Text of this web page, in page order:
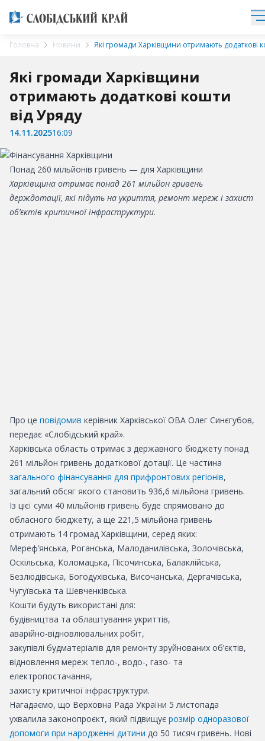
Головна Новини Які громади Харківщини отримають додаткові
Які громади Харківщини
отримають додаткові кошти
від Уряду
14.11.202516:09
Понад 260 мільйонів гривень — для Харківщини
Харківщина отримає понад 261 мільйон гривень
держдотації, які підуть на укриття, ремонт мереж і захист
об’єктів критичної інфраструктури.
Про це повідомив керівник Харківської ОВА Олег Синєгубов,
передає «Слобідський край».
Харківська область отримає з державного бюджету понад
261 мільйон гривень додаткової дотації. Це частина
загального фінансування для прифронтових регіонів,
загальний обсяг якого становить 936,6 мільйона гривень.
Із цієї суми 40 мільйонів гривень буде спрямовано до
обласного бюджету, а ще 221,5 мільйона гривень
отримають 14 громад Харківщини, серед яких:
Мереф’янська, Роганська, Малоданилівська, Золочівська,
Оскільська, Коломацька, Пісочинська, Балаклійська,
Безлюдівська, Богодухівська, Височанська, Дергачівська,
Чугуївська та Шевченківська.
Кошти будуть використані для:
будівництва та облаштування укриттів,
аварійно-відновлювальних робіт,
закупівлі будматеріалів для ремонту зруйнованих об’єктів,
відновлення мереж тепло-, водо-, газо- та
електропостачання,
захисту критичної інфраструктури.
Нагадаємо, що Верховна Рада України 5 листопада
ухвалила законопроєкт, який підвищує розмір одноразової
допомоги при народженні дитини до 50 тисяч гривень. Нові